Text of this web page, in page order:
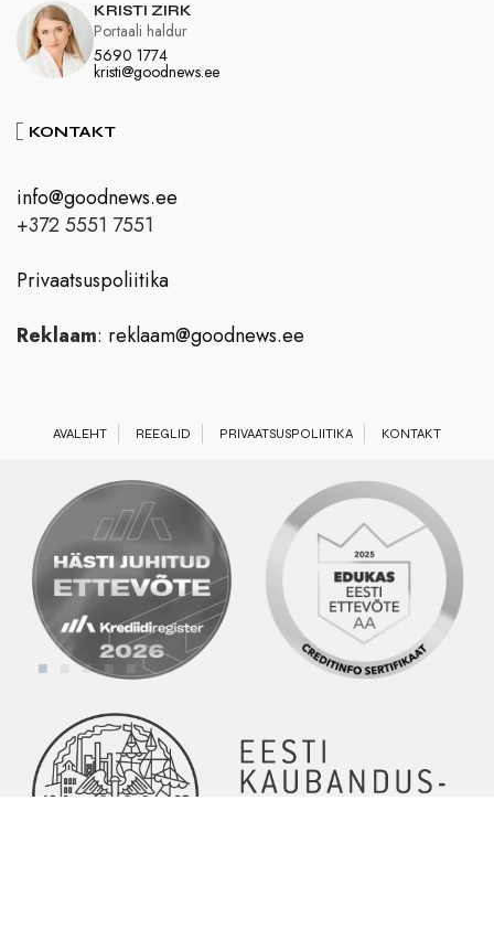
KRISTI ZIRK
5690 1774
kristi@goodnews.ee
Portaali haldur
KONTAKT
info@goodnews.ee
+372 5551 7551
Privaatsuspoliitika
Reklaam: reklaam@goodnews.ee
AVALEHT REEGLID PRIVAATSUSPOLIITIKA KONTAKT